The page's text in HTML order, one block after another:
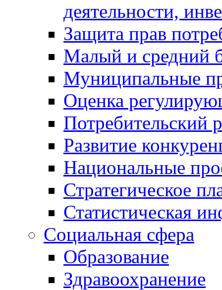
деятельности,
Защита прав
Малый и средний
Муниципальные
Оценка
Потребительский
Развитие
Национальные
Стратегическое
Статистическая
Социальная сфера
Образование
Здравоохранение